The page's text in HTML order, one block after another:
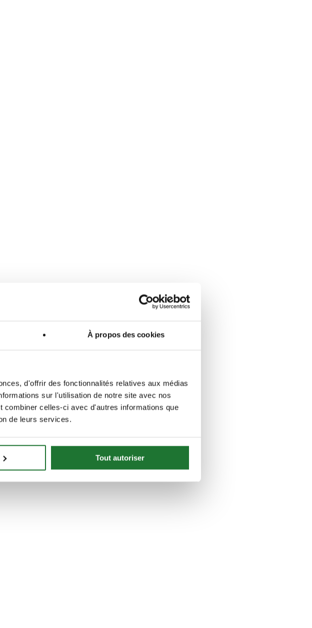
À propos des cookies
d'offrir des fonctionnalités relatives aux médias
sur l'utilisation de notre site avec nos
combiner celles-ci avec d'autres informations que
de leurs services.
Tout autoriser